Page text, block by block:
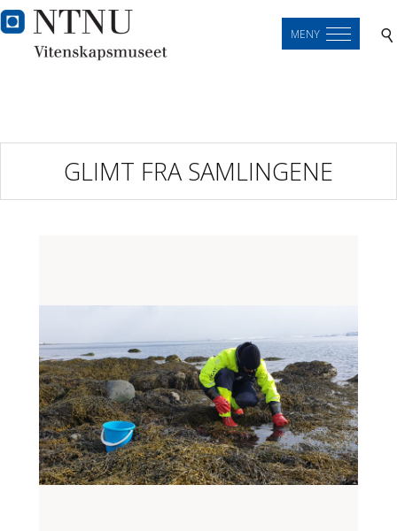
MENY
GLIMT FRA SAMLINGENE